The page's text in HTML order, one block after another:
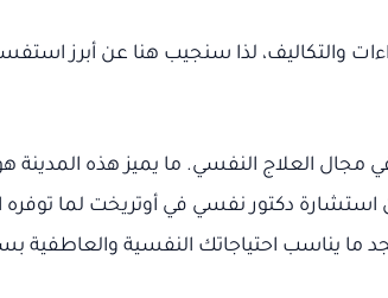
والتكاليف، لذا سنجيب هنا عن أبرز
العلاج النفسي. ما يميز هذه المدينة هو
دكتور نفسي في أوتريخت لما توفره
ما يناسب احتياجاتك النفسية والعاطفية